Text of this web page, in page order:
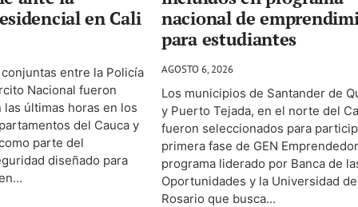
en Cali
entre la Policía
Nacional fueron
últimas horas en los
del Cauca y
parte del
diseñado para
nacional de
para estudiantes
AGOSTO 6, 2026
Los municipios de Santander de
y Puerto Tejada, en el norte del
fueron seleccionados para
primera fase de GEN
programa liderado por Banca de
Oportunidades y la Universidad
Rosario que busca...